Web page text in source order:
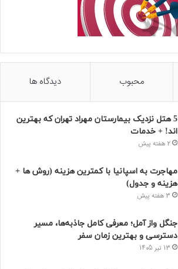
محبوب دیدگاه ها
5 هتل نزدیک بیمارستان مهراد تهران که بهترین‌
اند! + خدمات
2 هفته پیش
مهاجرت به اسپانیا با کمترین هزینه (روش ها +
هزینه و جدول)
3 هفته پیش
جنگل واز آمل؛ معرفی کامل جاذبه‌ها، مسیر
دسترسی و بهترین زمان سفر
13 تیر 1405